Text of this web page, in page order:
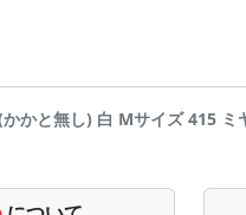
かと無し) 白 Mサイズ 415